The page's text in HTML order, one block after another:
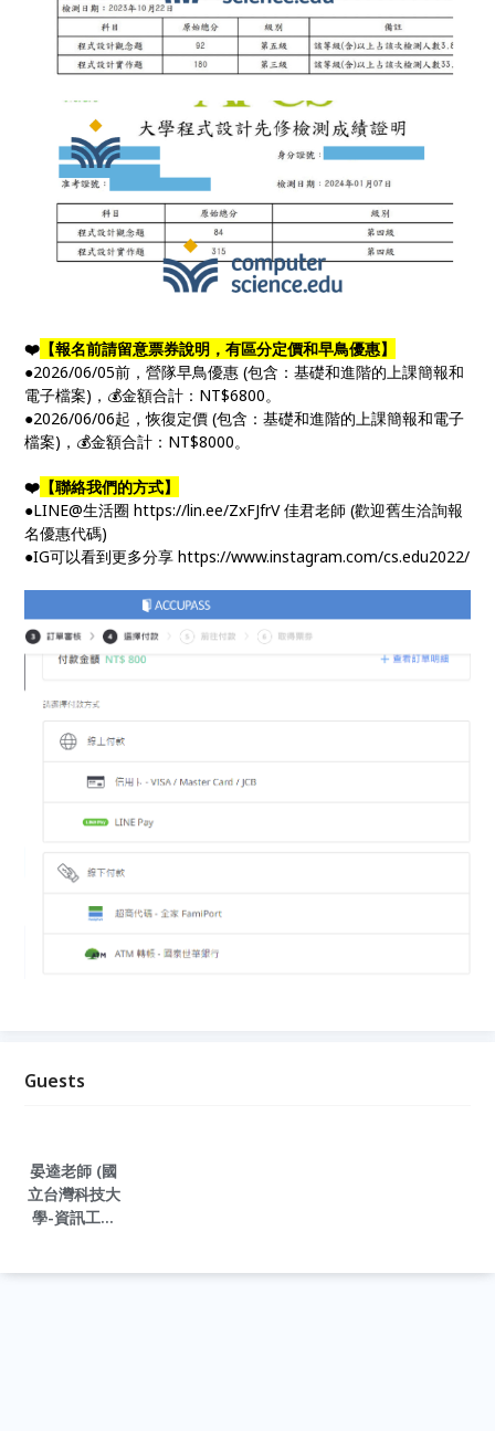
❤️ 【報名前請留意票券說明，有區分定價和早鳥優惠】
●2026/06/05前，營隊早鳥優惠 (包含：基礎和進階的上課簡報和
電子檔案)，💰金額合計：NT$6800。
●2026/06/06起，恢復定價 (包含：基礎和進階的上課簡報和電子
檔案)，💰金額合計：NT$8000。
❤️ 【聯絡我們的方式】
●LINE@生活圈 https://lin.ee/ZxFJfrV 佳君老師 (歡迎舊生洽詢報
名優惠代碼)
●IG可以看到更多分享 https://www.instagram.com/cs.edu2022/
Guests
晏逵老師 (國
立台灣科技大
學-資訊工程